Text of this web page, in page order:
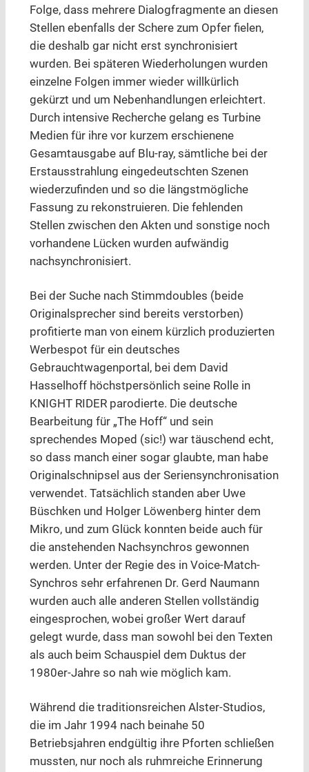
Folge, dass mehrere Dialogfragmente an diesen
Stellen ebenfalls der Schere zum Opfer fielen,
die deshalb gar nicht erst synchronisiert
wurden. Bei späteren Wiederholungen wurden
einzelne Folgen immer wieder willkürlich
gekürzt und um Nebenhandlungen erleichtert.
Durch intensive Recherche gelang es Turbine
Medien für ihre vor kurzem erschienene
Gesamtausgabe auf Blu-ray, sämtliche bei der
Erstausstrahlung eingedeutschten Szenen
wiederzufinden und so die längstmögliche
Fassung zu rekonstruieren. Die fehlenden
Stellen zwischen den Akten und sonstige noch
vorhandene Lücken wurden aufwändig
nachsynchronisiert.
Bei der Suche nach Stimmdoubles (beide
Originalsprecher sind bereits verstorben)
profitierte man von einem kürzlich produzierten
Werbespot für ein deutsches
Gebrauchtwagenportal, bei dem David
Hasselhoff höchstpersönlich seine Rolle in
KNIGHT RIDER parodierte. Die deutsche
Bearbeitung für „The Hoff“ und sein
sprechendes Moped (sic!) war täuschend echt,
so dass manch einer sogar glaubte, man habe
Originalschnipsel aus der Seriensynchronisation
verwendet. Tatsächlich standen aber Uwe
Büschken und Holger Löwenberg hinter dem
Mikro, und zum Glück konnten beide auch für
die anstehenden Nachsynchros gewonnen
werden. Unter der Regie des in Voice-Match-
Synchros sehr erfahrenen Dr. Gerd Naumann
wurden auch alle anderen Stellen vollständig
eingesprochen, wobei großer Wert darauf
gelegt wurde, dass man sowohl bei den Texten
als auch beim Schauspiel dem Duktus der
1980er-Jahre so nah wie möglich kam.
Während die traditionsreichen Alster-Studios,
die im Jahr 1994 nach beinahe 50
Betriebsjahren endgültig ihre Pforten schließen
mussten, nur noch als ruhmreiche Erinnerung